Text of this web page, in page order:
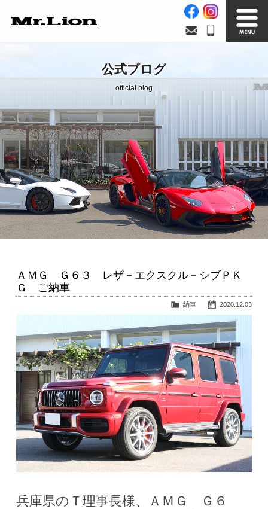
在庫車情報 買取無料査定
Factory
自社工場 サービス案内
Official Blog
公式ブログ
Company info.
会社案内
公式ブログ
official blog
ＡＭＧ Ｇ６３ レザ－エクスクル－シブＰＫ
Ｇ ご納車
2020.12.03
納車
兵庫県のＴ理事長様、ＡＭＧ Ｇ６